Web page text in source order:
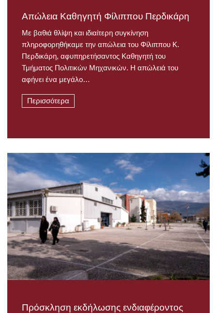
Απώλεια Καθηγητή Φίλιππου Περδικάρη
Με βαθιά θλίψη και ιδιαίτερη συγκίνηση
πληροφορηθήκαμε την απώλεια του Φίλιππου Κ.
Περδικάρη, αφυπηρετήσαντος Καθηγητή του
Τμήματος Πολιτικών Μηχανικών. Η απώλειά του
αφήνει ένα μεγάλο…
Περισσότερα
Πρόσκληση εκδήλωσης ενδιαφέροντος